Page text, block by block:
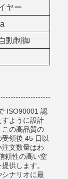
ヤー
動制御
ISO90001 認
ように設計
この高品質の
領後 45 日以
文数量はわ
頼性の高い窒
供します。
シナリオに最